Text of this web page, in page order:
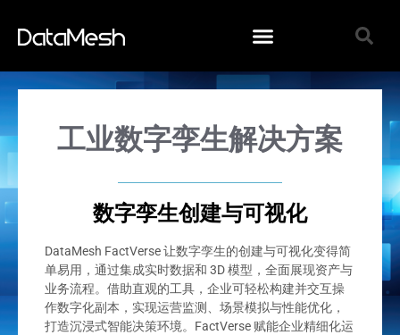
工业数字孪生解决方案
数字孪生创建与可视化
DataMesh FactVerse 让数字孪生的创建与可视化变得简
单易用，通过集成实时数据和 3D 模型，全面展现资产与
业务流程。借助直观的工具，企业可轻松构建并交互操
作数字化副本，实现运营监测、场景模拟与性能优化，
打造沉浸式智能决策环境。FactVerse 赋能企业精细化运